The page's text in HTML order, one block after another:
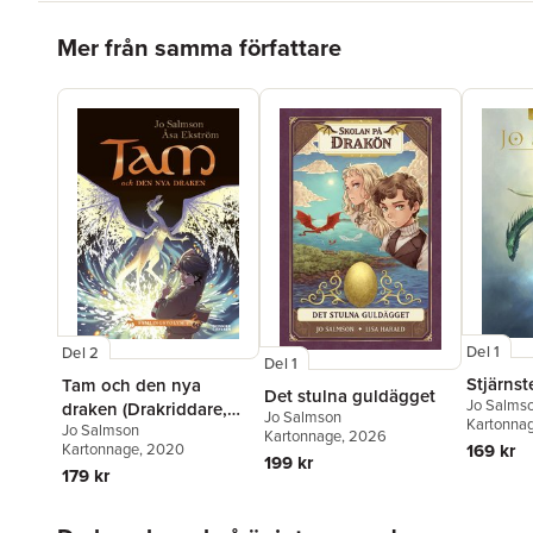
Mer från samma författare
Del 2
Tam och den nya
draken (Drakriddare,
bok 4-6)
Jo Salmson
Kartonnage, 2020
179 kr
Del 1
Det stulna guldägget
Jo Salmson
Kartonnage, 2026
199 kr
Del 1
Jo
169 kr